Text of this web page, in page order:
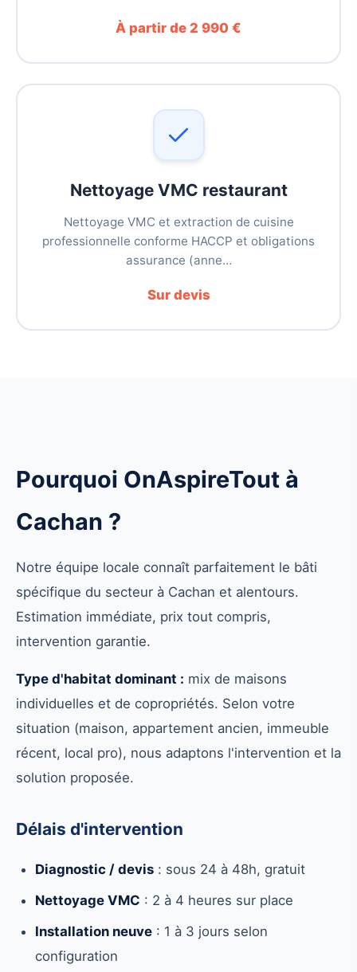
À partir de 2 990 €
Nettoyage VMC restaurant
Nettoyage VMC et extraction de cuisine
professionnelle conforme HACCP et obligations
assurance (anne…
Sur devis
Pourquoi OnAspireTout à
Cachan ?
Notre équipe locale connaît parfaitement le bâti
spécifique du secteur à Cachan et alentours.
Estimation immédiate, prix tout compris,
intervention garantie.
Type d'habitat dominant : mix de maisons
individuelles et de copropriétés. Selon votre
situation (maison, appartement ancien, immeuble
récent, local pro), nous adaptons l'intervention et la
solution proposée.
Délais d'intervention
Diagnostic / devis : sous 24 à 48h, gratuit
Nettoyage VMC : 2 à 4 heures sur place
Installation neuve : 1 à 3 jours selon
configuration